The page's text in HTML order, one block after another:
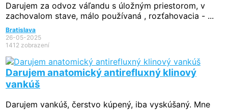
Darujem za odvoz váľandu s úložným priestorom, v
zachovalom stave, málo používaná , rozťahovacia - ...
Bratislava
26-05-2025
1412 zobrazení
Darujem anatomický antirefluxný klinový
vankúš
Darujem vankúš, čerstvo kúpený, iba vyskúšaný. Mne